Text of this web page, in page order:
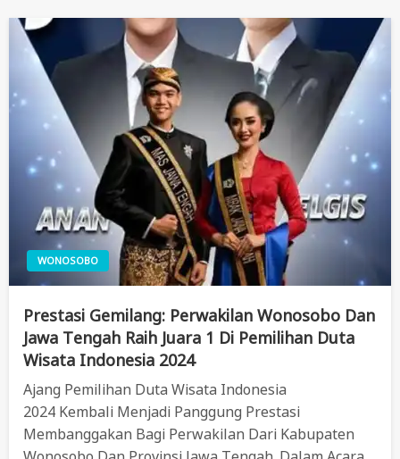
WONOSOBO
Prestasi Gemilang: Perwakilan Wonosobo Dan
Jawa Tengah Raih Juara 1 Di Pemilihan Duta
Wisata Indonesia 2024
Ajang Pemilihan Duta Wisata Indonesia
2024 Kembali Menjadi Panggung Prestasi
Membanggakan Bagi Perwakilan Dari Kabupaten